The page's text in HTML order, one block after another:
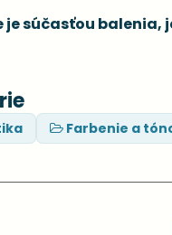
je súčasťou
Farbenie a